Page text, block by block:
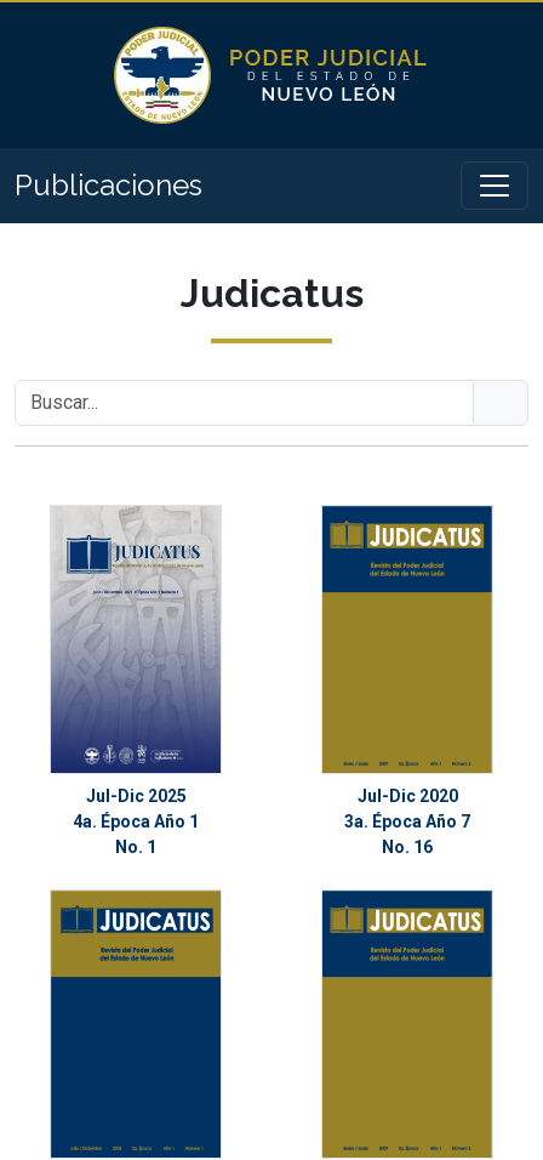
Publicaciones
Judicatus
Jul-Dic 2025
4a. Época Año 1
No. 1
Jul-Dic 2020
3a. Época Año 7
No. 16